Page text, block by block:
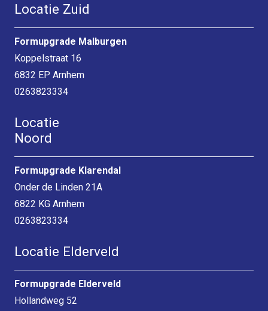
Locatie Zuid
Formupgrade Malburgen
Koppelstraat 16
6832 EP Arnhem
0263823334
Locatie
Noord
Formupgrade Klarendal
Onder de Linden 21A
6822 KG Arnhem
0263823334
Locatie Elderveld
Formupgrade Elderveld
Hollandweg 52